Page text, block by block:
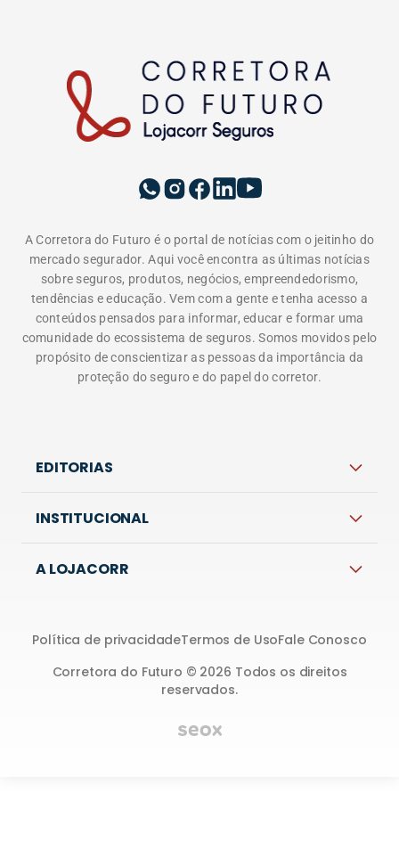
A Corretora do Futuro é o portal de notícias com o jeitinho do
mercado segurador. Aqui você encontra as últimas notícias
sobre seguros, produtos, negócios, empreendedorismo,
tendências e educação. Vem com a gente e tenha acesso a
conteúdos pensados para informar, educar e formar uma
comunidade do ecossistema de seguros. Somos movidos pelo
propósito de conscientizar as pessoas da importância da
proteção do seguro e do papel do corretor.
EDITORIAS
INSTITUCIONAL
A LOJACORR
Corretora do Futuro © 2026 Todos os direitos
reservados.
Política de privacidadeTermos de UsoFale Conosco